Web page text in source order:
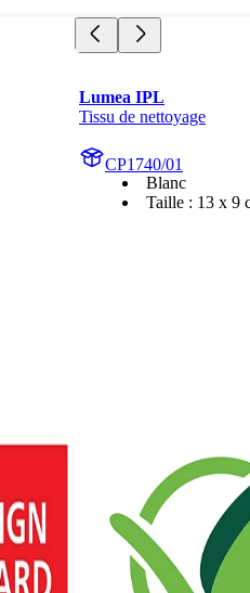
Lumea IPL
Tissu de nettoyage
CP1740/01
Blanc
Taille : 13 x 9